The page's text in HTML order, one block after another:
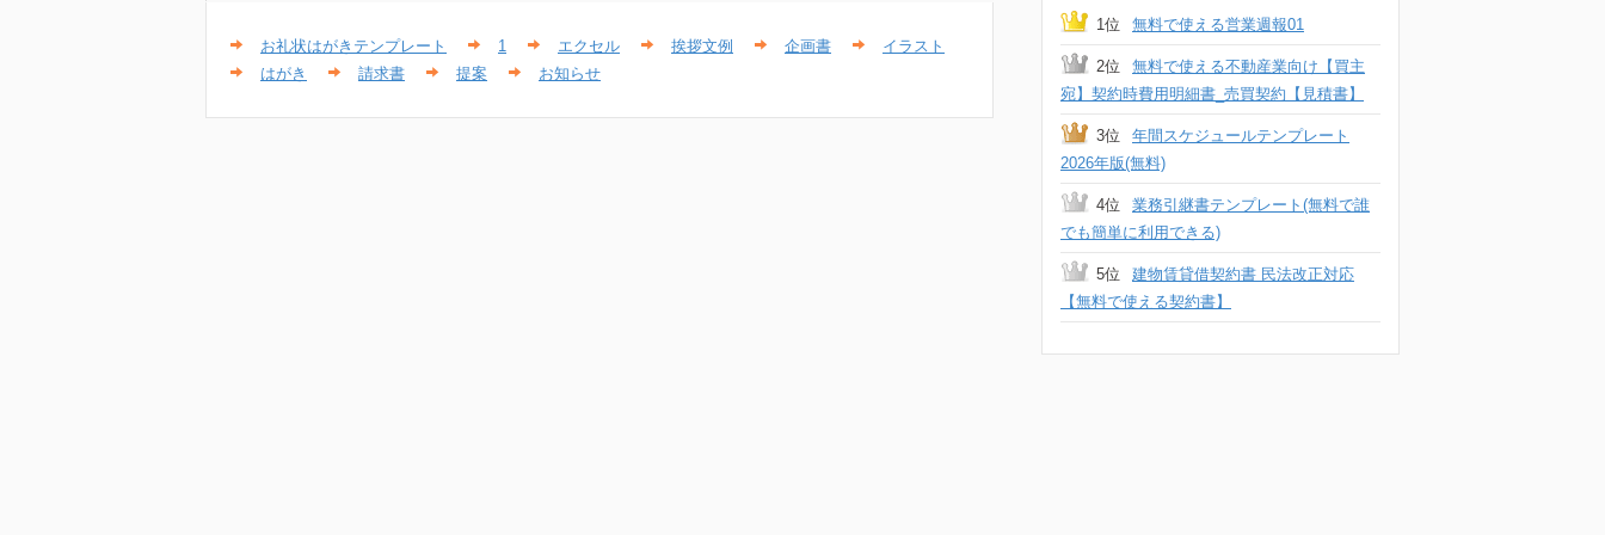
お礼状はがきテンプレート 1 エクセル 挨拶文例 企画書
イラスト
はがき
請求書 提案 お知らせ
1位 無料で使える営業週報01
2位
無料で使える不動産業向け【買主
宛】契約時費用明細書_売買契約【見積書】
3位
年間スケジュールテンプレート
2026年版(無料)
4位
業務引継書テンプレート(無料で誰
でも簡単に利用できる)
5位
建物賃貸借契約書 民法改正対応
【無料で使える契約書】